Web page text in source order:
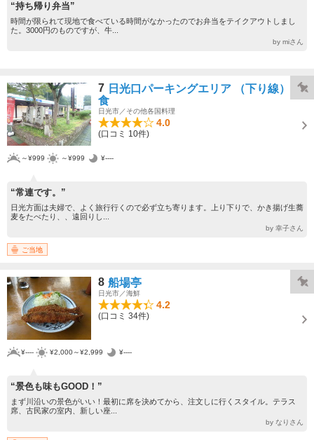
“持ち帰り弁当”
時間が限られて現地で食べている時間がなかったのでお弁当をテイクアウトしまし
た。3000円のものですが、牛...
by miさん
7 日光口パーキングエリア （下り線） 飲
食
日光市／その他各国料理
4.0
(口コミ 10件)
～¥999 ～¥999 ¥----
“常連です。”
日光方面は夫婦で、よく旅行行くので必ず立ち寄ります。上り下りで、かき揚げ生蕎
麦をたべたり、、遠回りし...
by 幸子さん
ご当地
8 船場亭
日光市／海鮮
4.2
(口コミ 34件)
¥---- ¥2,000～¥2,999 ¥----
“景色も味もGOOD！”
まず川沿いの景色がいい！最初に席を決めてから、注文しに行くスタイル。テラス
席、古民家の室内、新しい座...
by なりさん